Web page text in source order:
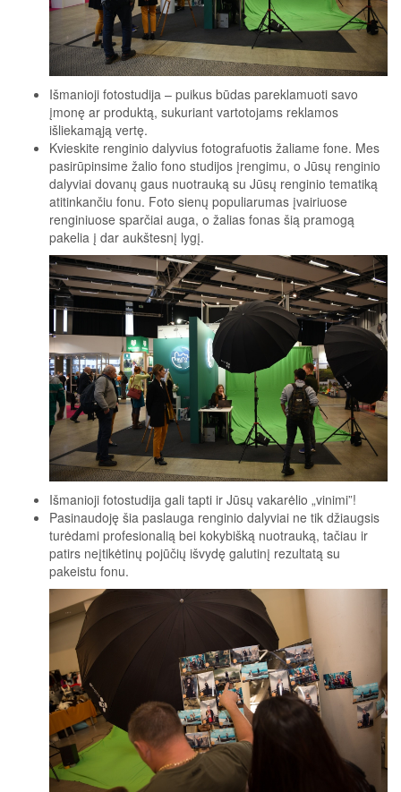
Išmanioji fotostudija – puikus būdas pareklamuoti savo
įmonę ar produktą, sukuriant vartotojams reklamos
išliekamąją vertę.
Kvieskite renginio dalyvius fotografuotis žaliame fone. Mes
pasirūpinsime žalio fono studijos įrengimu, o Jūsų renginio
dalyviai dovanų gaus nuotrauką su Jūsų renginio tematiką
atitinkančiu fonu. Foto sienų populiarumas įvairiuose
renginiuose sparčiai auga, o žalias fonas šią pramogą
pakelia į dar aukštesnį lygį.
Išmanioji fotostudija gali tapti ir Jūsų vakarėlio „vinimi”!
Pasinaudoję šia paslauga renginio dalyviai ne tik džiaugsis
turėdami profesionalią bei kokybišką nuotrauką, tačiau ir
patirs neįtikėtinų pojūčių išvydę galutinį rezultatą su
pakeistu fonu.